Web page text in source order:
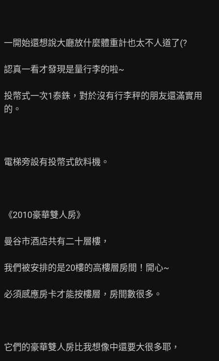
一開始還想說大廳放什麼體重計也太不人道了(?
認真一看才發現是量行李的啦~
投幣式一次1泰銖，對於沒有行李秤的朋友還滿實用
的。
電梯旁設有投幣式飲料機。
《2010豪華雙人房》
曼谷市酒店共有二十層樓，
我們被安排的是20樓的高樓層房間！開心~
必須感應房卡才能按樓層，房間數很多。
它們的豪華雙人房比我想像中還要大很多耶，